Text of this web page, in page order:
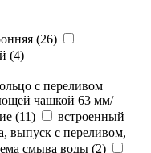
(26)
(4)
с переливом
чашкой 63 мм/
(11)
встроенный
выпуск с переливом,
смыва воды (2)